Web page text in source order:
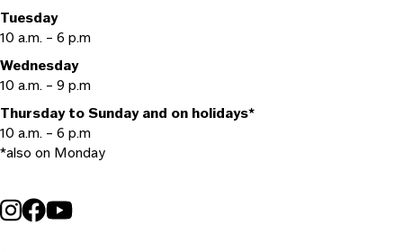
Tuesday
10 a.m. – 6 p.m
Wednesday
10 a.m. – 9 p.m
Thursday to Sunday and on holidays*
10 a.m. – 6 p.m
*also on Monday